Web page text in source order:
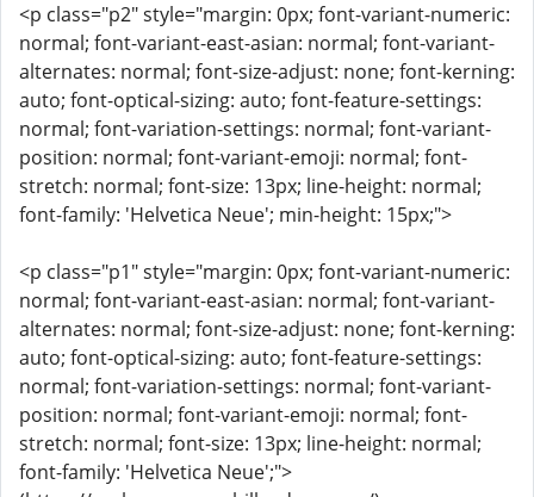
<p class="p2" style="margin: 0px; font-variant-numeric:
normal; font-variant-east-asian: normal; font-variant-
alternates: normal; font-size-adjust: none; font-kerning:
auto; font-optical-sizing: auto; font-feature-settings:
normal; font-variation-settings: normal; font-variant-
position: normal; font-variant-emoji: normal; font-
stretch: normal; font-size: 13px; line-height: normal;
font-family: 'Helvetica Neue'; min-height: 15px;">
<p class="p1" style="margin: 0px; font-variant-numeric:
normal; font-variant-east-asian: normal; font-variant-
alternates: normal; font-size-adjust: none; font-kerning:
auto; font-optical-sizing: auto; font-feature-settings:
normal; font-variation-settings: normal; font-variant-
position: normal; font-variant-emoji: normal; font-
stretch: normal; font-size: 13px; line-height: normal;
font-family: 'Helvetica Neue';">